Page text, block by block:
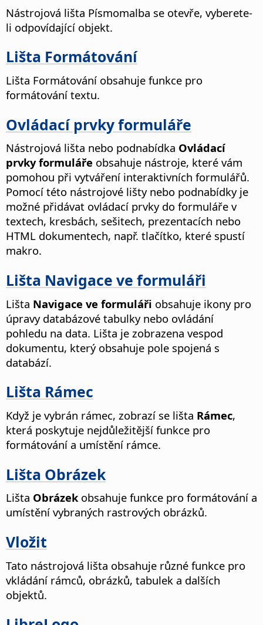
Nástrojová lišta Písmomalba se otevře, vyberete-
li odpovídající objekt.
Lišta Formátování
Lišta Formátování obsahuje funkce pro
formátování textu.
Ovládací prvky formuláře
Nástrojová lišta nebo podnabídka Ovládací
prvky formuláře obsahuje nástroje, které vám
pomohou při vytváření interaktivních formulářů.
Pomocí této nástrojové lišty nebo podnabídky je
možné přidávat ovládací prvky do formuláře v
textech, kresbách, sešitech, prezentacích nebo
HTML dokumentech, např. tlačítko, které spustí
makro.
Lišta Navigace ve formuláři
Lišta Navigace ve formuláři obsahuje ikony pro
úpravy databázové tabulky nebo ovládání
pohledu na data. Lišta je zobrazena vespod
dokumentu, který obsahuje pole spojená s
databází.
Lišta Rámec
Když je vybrán rámec, zobrazí se lišta Rámec,
která poskytuje nejdůležitější funkce pro
formátování a umístění rámce.
Lišta Obrázek
Lišta Obrázekobsahuje funkce pro formátování a
umístění vybraných rastrových obrázků.
Vložit
Tato nástrojová lišta obsahuje různé funkce pro
vkládání rámců, obrázků, tabulek a dalších
objektů.